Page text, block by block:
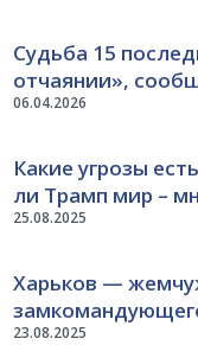
06.04.2026
Судьба 15
отчаянии»,
25.08.2025
Какие угрозы
ли Трамп мир –
23.08.2025
Харьков —